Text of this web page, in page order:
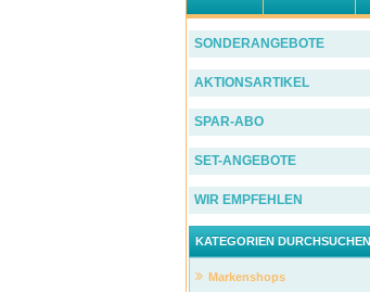
SONDERANGEBOTE
AKTIONSARTIKEL
SPAR-ABO
SET-ANGEBOTE
WIR EMPFEHLEN
KATEGORIEN DURCHSUCHEN
Markenshops